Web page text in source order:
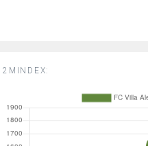
2MINDEX: